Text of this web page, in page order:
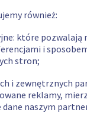
również:
które pozwalają
i
stron;
i zewnętrznych
reklamy,
naszym